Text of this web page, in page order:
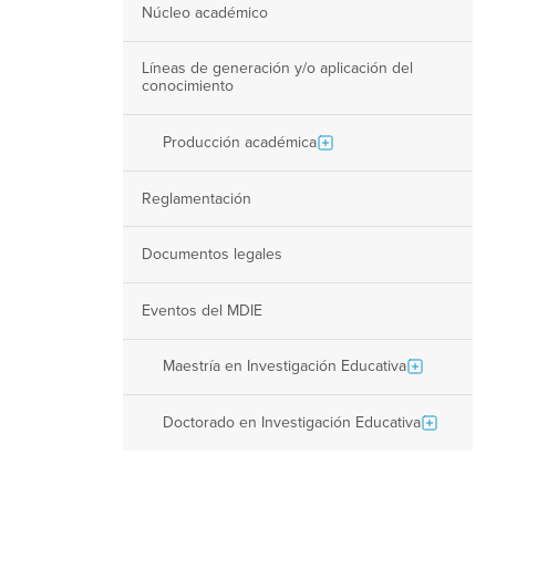
Núcleo académico
Líneas de generación y/o aplicación del
conocimiento
Producción académica
Reglamentación
Documentos legales
Eventos del MDIE
Maestría en Investigación Educativa
Doctorado en Investigación Educativa